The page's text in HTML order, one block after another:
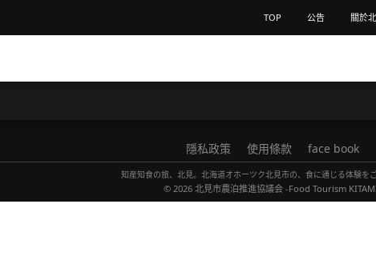
TOP 公告 關於
隱私政策 使用條款 face book
知産知食の旅、北見。北海道オホーツク北見市の、食に通じる体験をご
© 2026 北見市農泊推進協議会 -Food Tourism